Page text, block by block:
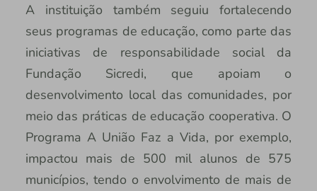
A instituição também seguiu fortalecendo
seus programas de educação, como parte das
iniciativas de responsabilidade social da
Fundação Sicredi, que apoiam o
desenvolvimento local das comunidades, por
meio das práticas de educação cooperativa. O
Programa A União Faz a Vida, por exemplo,
impactou mais de 500 mil alunos de 575
municípios, tendo o envolvimento de mais de